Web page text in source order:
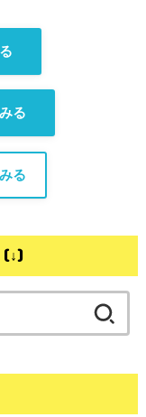
る
る
(↓)